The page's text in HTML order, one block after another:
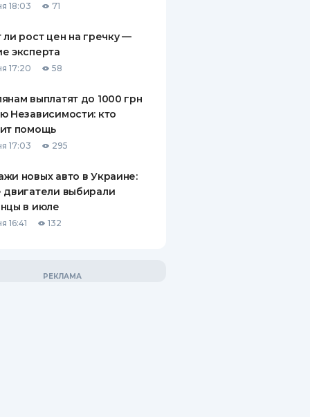
18:03 71
ли рост цен на гречку —
эксперта
17:20 58
выплатят до 1000 грн
Независимости: кто
помощь
17:03 295
новых авто в Украине:
двигатели выбирали
в июле
16:41 132